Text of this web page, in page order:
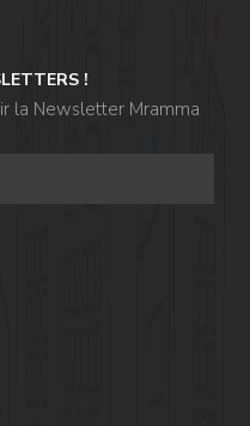
!
la Newsletter Mramma